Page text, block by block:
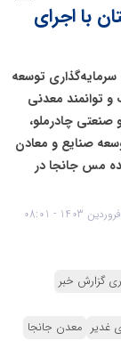
با اجرای
شرکت سرمایه‌گذاری توسعه
توانمند معدنی
چادرملو،
صنایع و معادن
مس جانجا در
گزارش خبر
غدیر معدن جانجا